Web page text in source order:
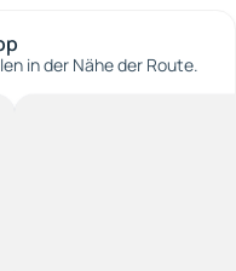
in der Nähe der Route.